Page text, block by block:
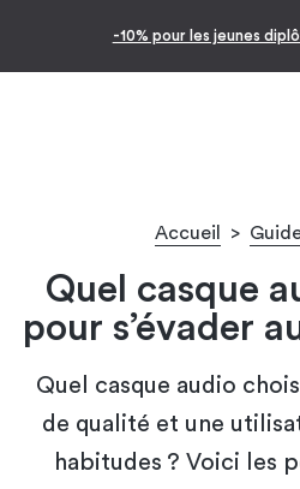
Facilitez vos achats avec
Accueil >
Quel casque
pour s’évader
Quel casque audio
de qualité et une
habitudes ? Voici les